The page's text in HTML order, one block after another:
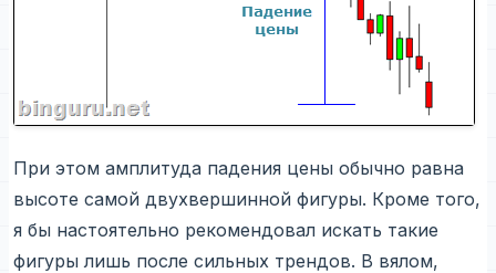
При этом амплитуда падения цены обычно равна
высоте самой двухвершинной фигуры. Кроме того,
я бы настоятельно рекомендовал искать такие
фигуры лишь после сильных трендов. В вялом,